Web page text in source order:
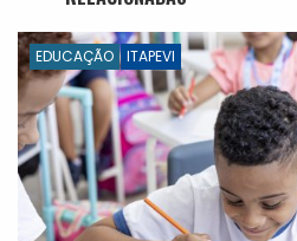
EDUCAÇÃO ITAPEVI